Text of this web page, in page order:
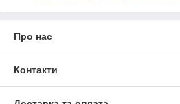
Про нас
Контакти